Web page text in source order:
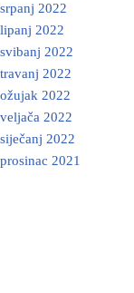
srpanj 2022
lipanj 2022
svibanj 2022
travanj 2022
ožujak 2022
veljača 2022
siječanj 2022
prosinac 2021